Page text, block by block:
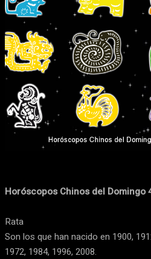
Facebook
Horóscopos Chinos del Domingo
Rata
Son los que han nacido en 1900,
1972, 1984, 1996, 2008.